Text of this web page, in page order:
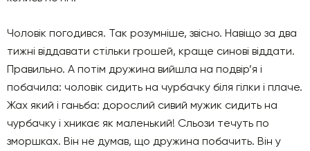
Чоловік погодився. Так розумніше, звісно. Навіщо за два
тижні віддавати стільки грошей, краще синові віддати.
Правильно. А потім дружина вийшла на подвір’я і
побачила: чоловік сидить на чурбачку біля гілки і плаче.
Жах який і ганьба: дорослий сивий мужик сидить на
чурбачку і хникає як маленький! Сльози течуть по
зморшках. Він не думав, що дружина побачить. Він у